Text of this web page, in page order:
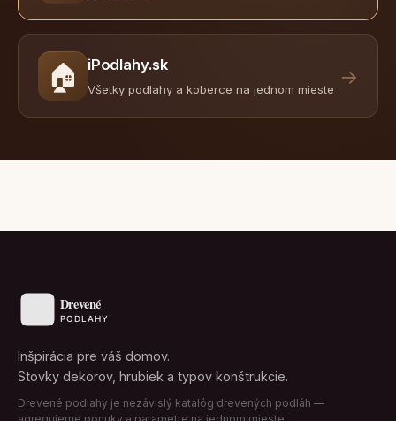
🏠 iPodlahy.sk
Všetky podlahy a koberce na jednom mieste
→
Inšpirácia pre váš domov.
Stovky dekorov, hrubiek a typov konštrukcie.
Drevené podlahy je nezávislý katalóg drevených podláh —